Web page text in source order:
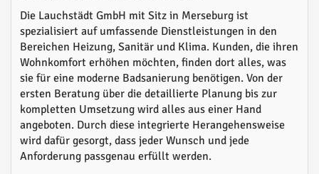
Die Lauchstädt GmbH mit Sitz in Merseburg ist
spezialisiert auf umfassende Dienstleistungen in den
Bereichen Heizung, Sanitär und Klima. Kunden, die ihren
Wohnkomfort erhöhen möchten, finden dort alles, was
sie für eine moderne Badsanierung benötigen. Von der
ersten Beratung über die detaillierte Planung bis zur
kompletten Umsetzung wird alles aus einer Hand
angeboten. Durch diese integrierte Herangehensweise
wird dafür gesorgt, dass jeder Wunsch und jede
Anforderung passgenau erfüllt werden.